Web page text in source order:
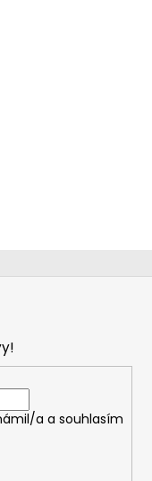
a a souhlasím